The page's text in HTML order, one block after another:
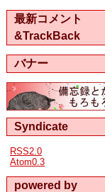
最新コメント
&TrackBack
バナー
Syndicate
RSS2.0
Atom0.3
powered by